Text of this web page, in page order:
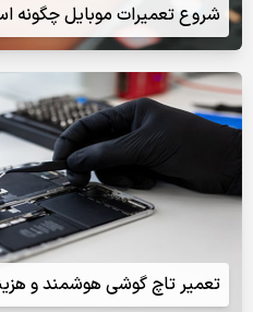
شروع تعمیرات موبایل چگونه
تعمیر تاچ گوشی هوشمند و